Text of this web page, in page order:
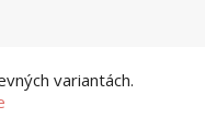
variantách.